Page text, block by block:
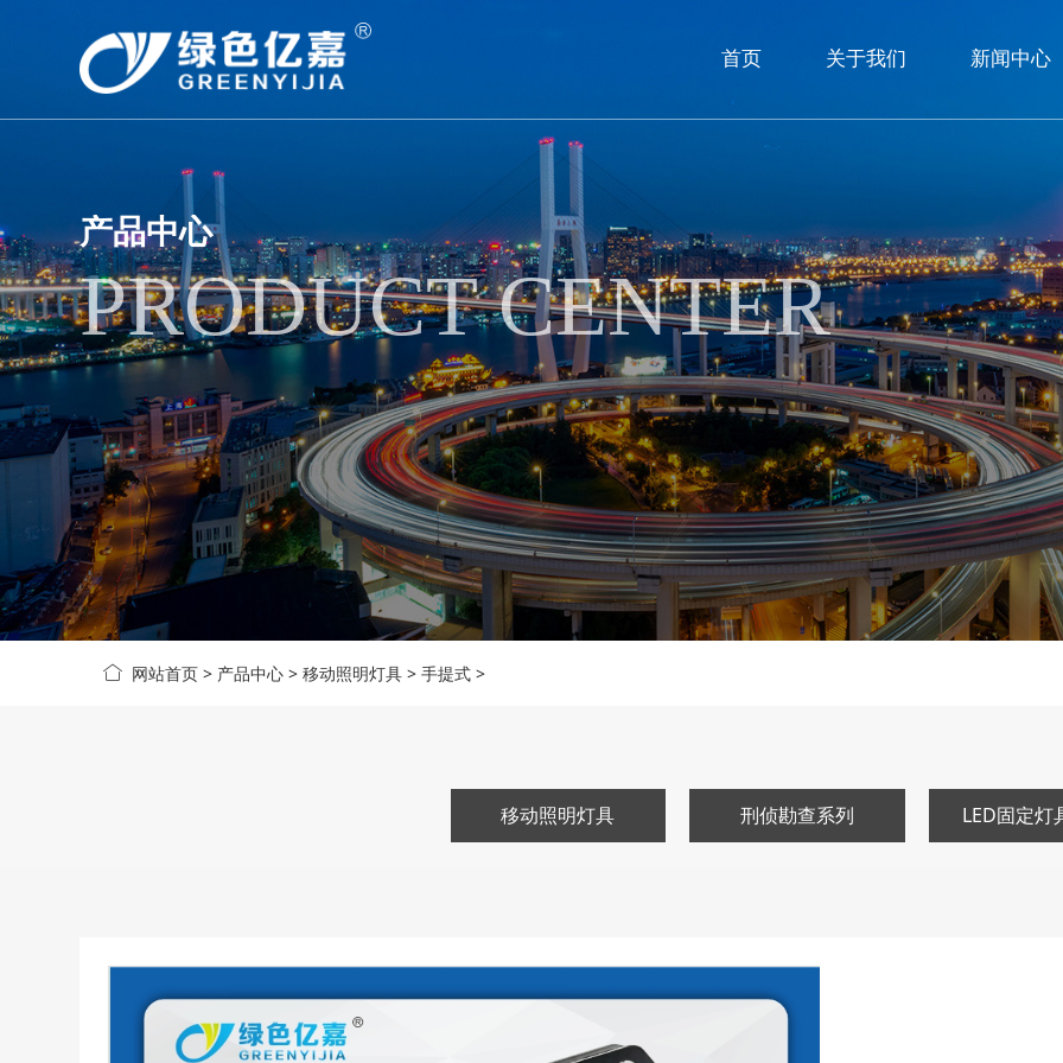
首页 关于我们 新闻中心
产品中心
PRODUCT CENTER
网站首页 > 产品中心 >移动照明灯具 >手提式 >
移动照明灯具 刑侦勘查系列 LED固定灯